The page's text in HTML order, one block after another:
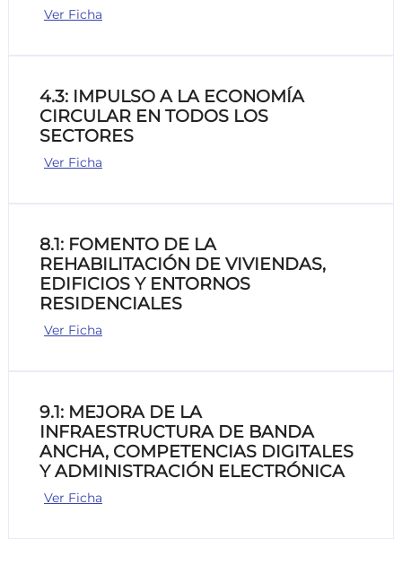
Ver Ficha
4.3: IMPULSO A LA ECONOMÍA
CIRCULAR EN TODOS LOS
SECTORES
Ver Ficha
8.1: FOMENTO DE LA
REHABILITACIÓN DE VIVIENDAS,
EDIFICIOS Y ENTORNOS
RESIDENCIALES
Ver Ficha
9.1: MEJORA DE LA
INFRAESTRUCTURA DE BANDA
ANCHA, COMPETENCIAS DIGITALES
Y ADMINISTRACIÓN ELECTRÓNICA
Ver Ficha